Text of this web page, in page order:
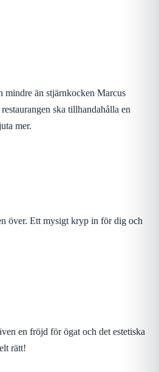
mindre än stjärnkocken Marcus
ska tillhandahålla en
mer.
över. Ett mysigt kryp in för dig och
en fröjd för ögat och det estetiska
rätt!